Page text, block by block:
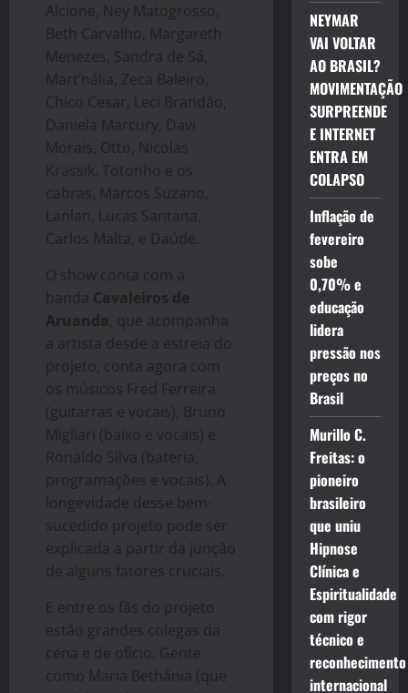
Alcione, Ney Matogrosso,
Beth Carvalho, Margareth
Menezes, Sandra de Sá,
Mart’nália, Zeca Baleiro,
Chico Cesar, Leci Brandão,
Daniela Marcury, Davi
Morais, Otto, Nicolas
Krassik, Totonho e os
cabras, Marcos Suzano,
Lanlan, Lucas Santana,
Carlos Malta, e Daúde.
O show conta com a
banda Cavaleiros de
Aruanda , que acompanha
a artista desde a estreia do
projeto, conta agora com
os músicos Fred Ferreira
(guitarras e vocais), Bruno
Migliari (baixo e vocais) e
Ronaldo Silva (bateria,
programações e vocais). A
longevidade desse bem-
sucedido projeto pode ser
explicada a partir da junção
de alguns fatores cruciais.
E entre os fãs do projeto
estão grandes colegas da
cena e de ofício. Gente
como Maria Bethânia (que
NEYMAR
VAI VOLTAR
AO BRASIL?
MOVIMENTAÇÃO
SURPREENDE
E INTERNET
ENTRA EM
COLAPSO
Inflação de
fevereiro
sobe
0,70% e
educação
lidera
pressão nos
preços no
Brasil
Murillo C.
Freitas: o
pioneiro
brasileiro
que uniu
Hipnose
Clínica e
Espiritualidade
com rigor
técnico e
reconhecimento
internacional